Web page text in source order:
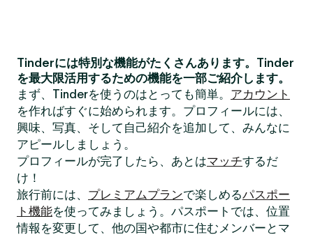
Tinderには特別な機能がたくさんあります。Tinder
を最大限活用するための機能を一部ご紹介します。
まず、Tinderを使うのはとっても簡単。 アカウント
を作ればすぐに始められます。プロフィールには、
興味、写真、そして自己紹介を追加して、みんなに
アピールしましょう。
プロフィールが完了したら、あとはマッチするだ
け！
旅行前には、 プレミアムプランで楽しめるパスポー
ト機能を使ってみましょう。パスポートでは、位置
情報を変更して、他の国や都市に住むメンバーとマ